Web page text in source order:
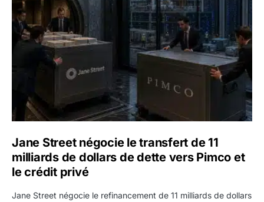
Jane Street négocie le transfert de 11
milliards de dollars de dette vers Pimco et
le crédit privé
Jane Street négocie le refinancement de 11 milliards de dollars